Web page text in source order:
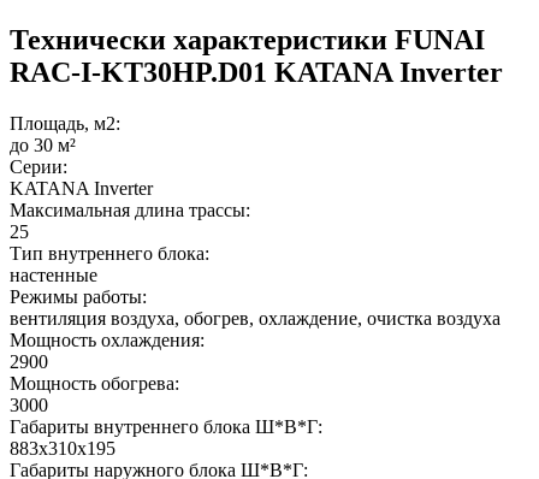
Технически характеристики FUNAI
RAC-I-KT30HP.D01 KATANA Inverter
Площадь, м2:
до 30 м²
Серии:
KATANA Inverter
Максимальная длина трассы:
25
Тип внутреннего блока:
настенные
Режимы работы:
вентиляция воздуха, обогрев, охлаждение, очистка воздуха
Мощность охлаждения:
2900
Мощность обогрева:
3000
Габариты внутреннего блока Ш*В*Г:
883x310x195
Габариты наружного блока Ш*В*Г: